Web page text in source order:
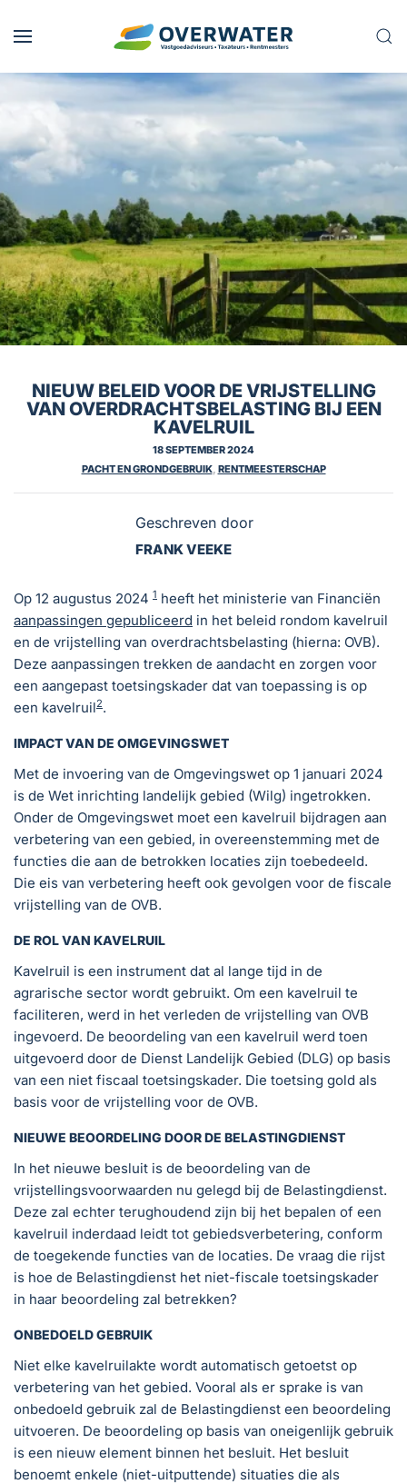
Skip to main content
NIEUW BELEID VOOR DE VRIJSTELLING
VAN OVERDRACHTSBELASTING BIJ EEN
KAVELRUIL
18 SEPTEMBER 2024
PACHT EN GRONDGEBRUIK, RENTMEESTERSCHAP
Geschreven door
FRANK VEEKE
Op 12 augustus 2024 1 heeft het ministerie van Financiën
aanpassingen gepubliceerd in het beleid rondom kavelruil
en de vrijstelling van overdrachtsbelasting (hierna: OVB).
Deze aanpassingen trekken de aandacht en zorgen voor
een aangepast toetsingskader dat van toepassing is op
een kavelruil2.
IMPACT VAN DE OMGEVINGSWET
Met de invoering van de Omgevingswet op 1 januari 2024
is de Wet inrichting landelijk gebied (Wilg) ingetrokken.
Onder de Omgevingswet moet een kavelruil bijdragen aan
verbetering van een gebied, in overeenstemming met de
functies die aan de betrokken locaties zijn toebedeeld.
Die eis van verbetering heeft ook gevolgen voor de fiscale
vrijstelling van de OVB.
DE ROL VAN KAVELRUIL
Kavelruil is een instrument dat al lange tijd in de
agrarische sector wordt gebruikt. Om een kavelruil te
faciliteren, werd in het verleden de vrijstelling van OVB
ingevoerd. De beoordeling van een kavelruil werd toen
uitgevoerd door de Dienst Landelijk Gebied (DLG) op basis
van een niet fiscaal toetsingskader. Die toetsing gold als
basis voor de vrijstelling voor de OVB.
NIEUWE BEOORDELING DOOR DE BELASTINGDIENST
In het nieuwe besluit is de beoordeling van de
vrijstellingsvoorwaarden nu gelegd bij de Belastingdienst.
Deze zal echter terughoudend zijn bij het bepalen of een
kavelruil inderdaad leidt tot gebiedsverbetering, conform
de toegekende functies van de locaties. De vraag die rijst
is hoe de Belastingdienst het niet-fiscale toetsingskader
in haar beoordeling zal betrekken?
ONBEDOELD GEBRUIK
Niet elke kavelruilakte wordt automatisch getoetst op
verbetering van het gebied. Vooral als er sprake is van
onbedoeld gebruik zal de Belastingdienst een beoordeling
uitvoeren. De beoordeling op basis van oneigenlijk gebruik
is een nieuw element binnen het besluit. Het besluit
benoemt enkele (niet-uitputtende) situaties die als